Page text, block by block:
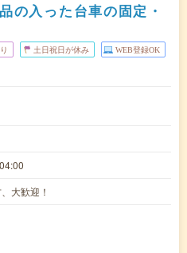
の入った台車の固定・
土日祝日が休み WEB登録OK
大歓迎！